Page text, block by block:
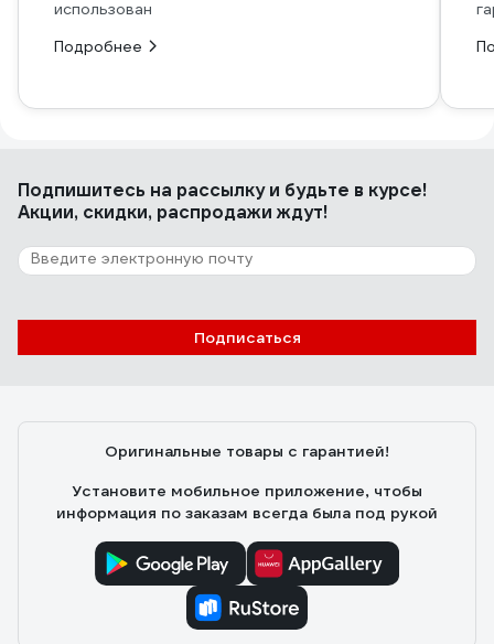
использован
Подробнее
Подпишитесь на рассылкуи будьте в курсе!
Акции, скидки, распродажи ждут!
Подписаться
Оригинальные товары с гарантией!
Установите мобильное приложение, чтобы
информация по заказам всегда была под рукой